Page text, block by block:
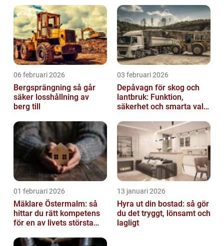
06 februari 2026
Bergsprängning så går
säker losshållning av
berg till
03 februari 2026
Depåvagn för skog och
lantbruk: Funktion,
säkerhet och smarta val
01 februari 2026
Mäklare Östermalm: så
hittar du rätt kompetens
för en av livets största
13 januari 2026
Hyra ut din bostad: så gör
du det tryggt, lönsamt och
lagligt